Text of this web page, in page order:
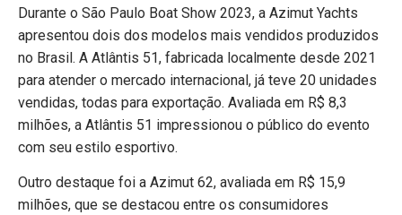
Durante o São Paulo Boat Show 2023, a Azimut Yachts
apresentou dois dos modelos mais vendidos produzidos
no Brasil. A Atlântis 51, fabricada localmente desde 2021
para atender o mercado internacional, já teve 20 unidades
vendidas, todas para exportação. Avaliada em R$ 8,3
milhões, a Atlântis 51 impressionou o público do evento
com seu estilo esportivo.
Outro destaque foi a Azimut 62, avaliada em R$ 15,9
milhões, que se destacou entre os consumidores